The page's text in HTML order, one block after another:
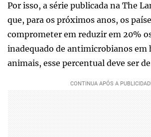
Por isso, a série publicada na The
que, para os próximos anos, os
comprometer em reduzir em 20%
inadequado de antimicrobianos em
animais, esse percentual deve ser